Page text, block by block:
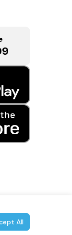
All